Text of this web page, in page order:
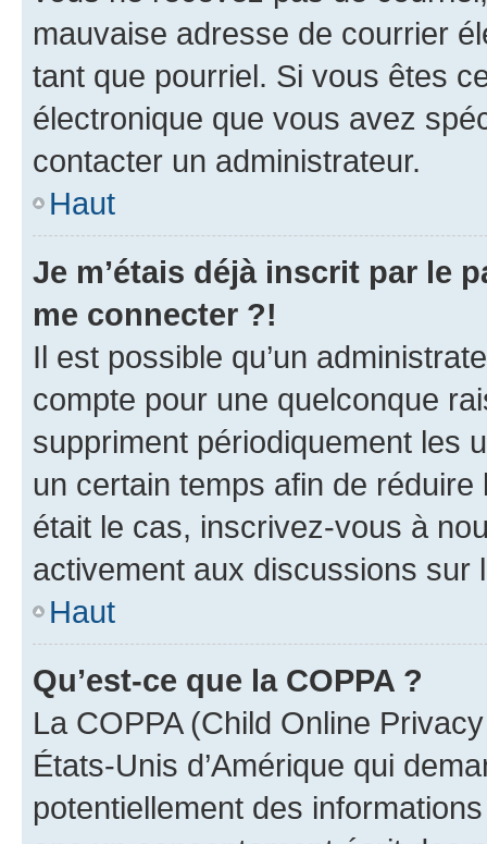
mauvaise adresse de courrier
tant que pourriel. Si vous êtes
électronique que vous avez
contacter un administrateur.
Haut
Je m’étais déjà inscrit par le
me connecter ?!
Il est possible qu’un
compte pour une quelconque
suppriment périodiquement les
un certain temps afin de
était le cas, inscrivez-vous à
activement aux discussions sur
Haut
Qu’est-ce que la COPPA ?
La COPPA (Child Online
États-Unis d’Amérique qui
potentiellement des